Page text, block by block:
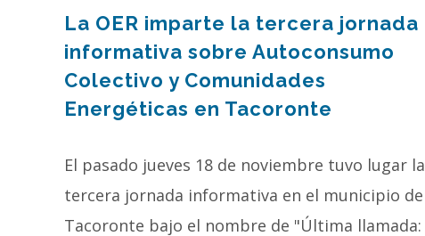
La OER imparte la tercera jornada
informativa sobre Autoconsumo
Colectivo y Comunidades
Energéticas en Tacoronte
El pasado jueves 18 de noviembre tuvo lugar la
tercera jornada informativa en el municipio de
Tacoronte bajo el nombre de "Última llamada: